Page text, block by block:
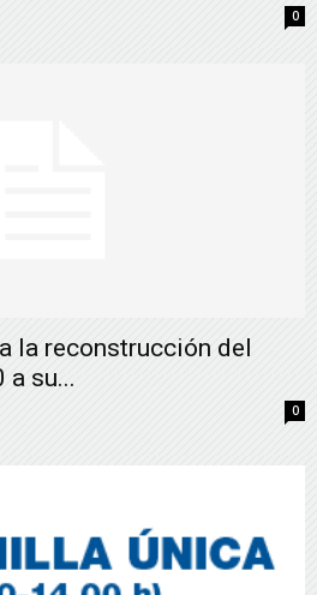
0
la reconstrucción del
a su...
0